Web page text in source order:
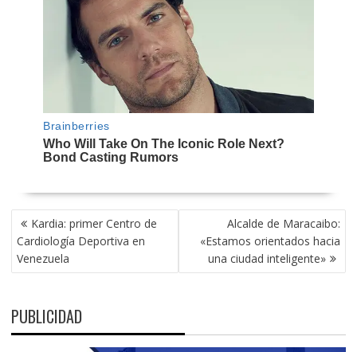
NAVEGACIÓN
DE
ENTRADAS
Kardia: primer Centro de
Cardiología Deportiva en
Venezuela
Alcalde de Maracaibo:
«Estamos orientados hacia
una ciudad inteligente»
PUBLICIDAD